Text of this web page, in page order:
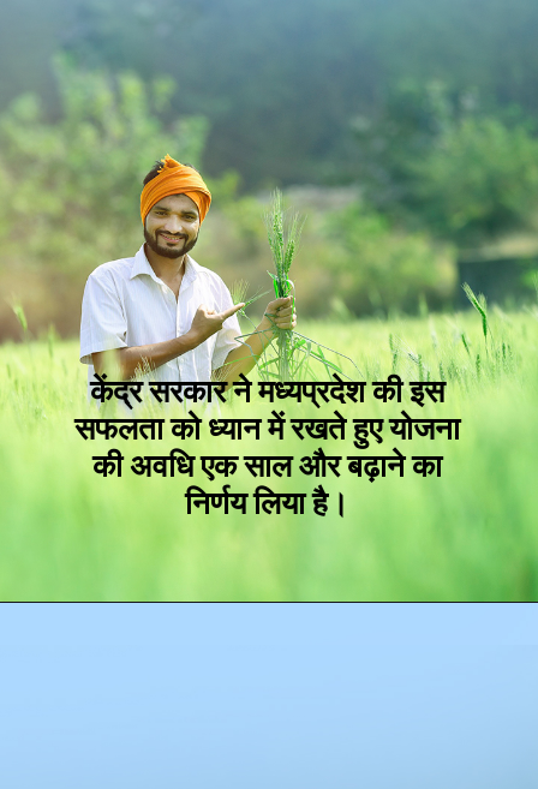
केंद्र सरकार ने मध्यप्रदेश की इस
सफलता को ध्यान में रखते हुए योजना
की अवधि एक साल और बढ़ाने का
निर्णय लिया है।